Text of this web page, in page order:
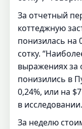
За отчетный
коттеджную
понизилась на
сотку.
выражениях за
понизились в
0,24%, или на
в исследовании.
За неделю